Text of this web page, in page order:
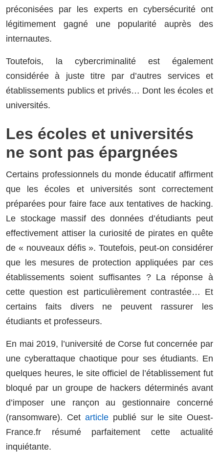
préconisées par les experts en cybersécurité ont
légitimement gagné une popularité auprès des
internautes.
Toutefois, la cybercriminalité est également
considérée à juste titre par d’autres services et
établissements publics et privés… Dont les écoles et
universités.
Les écoles et universités
ne sont pas épargnées
Certains professionnels du monde éducatif affirment
que les écoles et universités sont correctement
préparées pour faire face aux tentatives de hacking.
Le stockage massif des données d’étudiants peut
effectivement attiser la curiosité de pirates en quête
de « nouveaux défis ». Toutefois, peut-on considérer
que les mesures de protection appliquées par ces
établissements soient suffisantes ? La réponse à
cette question est particulièrement contrastée… Et
certains faits divers ne peuvent rassurer les
étudiants et professeurs.
En mai 2019, l’université de Corse fut concernée par
une cyberattaque chaotique pour ses étudiants. En
quelques heures, le site officiel de l’établissement fut
bloqué par un groupe de hackers déterminés avant
d’imposer une rançon au gestionnaire concerné
(ransomware). Cet article publié sur le site Ouest-
France.fr résumé parfaitement cette actualité
inquiétante.